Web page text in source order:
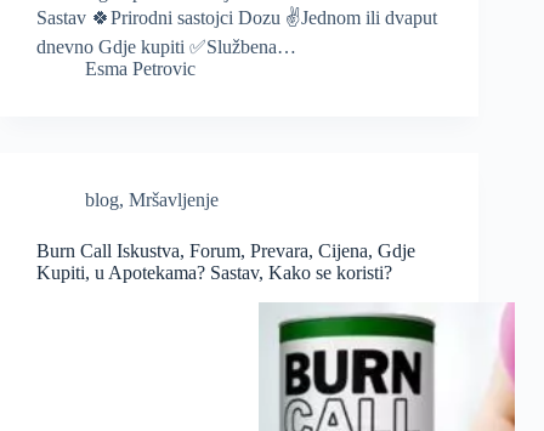
Sastav 🍀Prirodni sastojci Dozu ✌️Jednom ili dvaput
dnevno Gdje kupiti ✅Službena…
Esma Petrovic
blog, Mršavljenje
Burn Call Iskustva, Forum, Prevara, Cijena, Gdje
Kupiti, u Apotekama? Sastav, Kako se koristi?